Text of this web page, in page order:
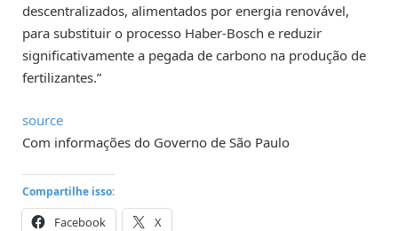
descentralizados, alimentados por energia renovável,
para substituir o processo Haber-Bosch e reduzir
significativamente a pegada de carbono na produção de
fertilizantes.”
source
Com informações do Governo de São Paulo
Compartilhe isso:
Facebook X